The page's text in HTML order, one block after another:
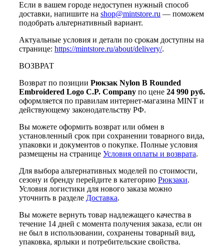
Если в вашем городе недоступен нужный способ
доставки, напишите на shop@mintstore.ru — поможем
подобрать альтернативный вариант.
Актуальные условия и детали по срокам доступны на
странице: https://mintstore.ru/about/delivery/.
ВОЗВРАТ
Возврат по позиции Рюкзак Nylon B Rounded
Embroidered Logo C.P. Company по цене 24 990 руб.
оформляется по правилам интернет-магазина MINT и
действующему законодательству РФ.
Вы можете оформить возврат или обмен в
установленный срок при сохранении товарного вида,
упаковки и документов о покупке. Полные условия
размещены на странице Условия оплаты и возврата.
Для выбора альтернативных моделей по стоимости,
сезону и бренду перейдите в категорию Рюкзаки.
Условия логистики для нового заказа можно
уточнить в разделе Доставка.
Вы можете вернуть товар надлежащего качества в
течение 14 дней с момента получения заказа, если он
не был в использовании, сохранены товарный вид,
упаковка, ярлыки и потребительские свойства.